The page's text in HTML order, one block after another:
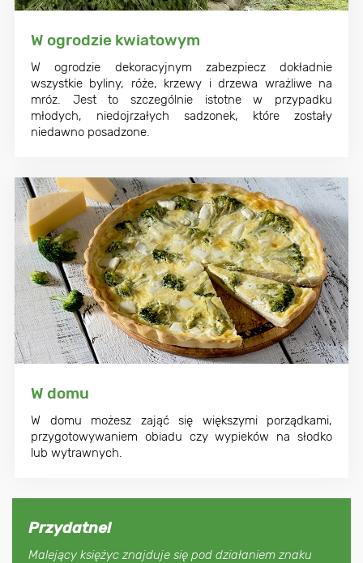
W ogrodzie kwiatowym
W ogrodzie dekoracyjnym zabezpiecz dokładnie
wszystkie byliny, róże, krzewy i drzewa wrażliwe na
mróz. Jest to szczególnie istotne w przypadku
młodych, niedojrzałych sadzonek, które zostały
niedawno posadzone.
W domu
W domu możesz zająć się większymi porządkami,
przygotowywaniem obiadu czy wypieków na słodko
lub wytrawnych.
Przydatne!
Malejący księżyc znajduje się pod działaniem znaku